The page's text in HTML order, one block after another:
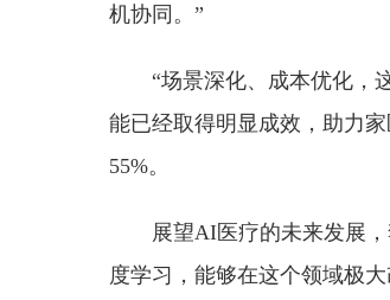
机协同。”
“场景深化、成本优化，
能已经取得明显成效，助力
55%。
展望AI医疗的未来发展
度学习，能够在这个领域极